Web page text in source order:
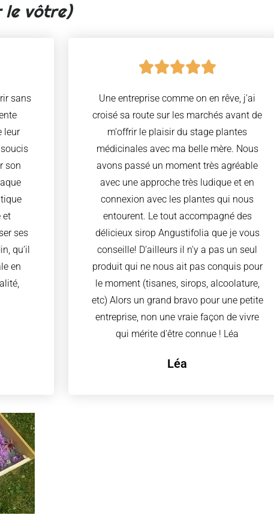
le vôtre)
sans
leur
son
et
ses
qu’il
en
Une entreprise comme on en rêve, j'ai
croisé sa route sur les marchés avant de
m'offrir le plaisir du stage plantes
médicinales avec ma belle mère. Nous
avons passé un moment très agréable
avec une approche très ludique et en
connexion avec les plantes qui nous
entourent. Le tout accompagné des
délicieux sirop Angustifolia que je vous
conseille! D'ailleurs il n'y a pas un seul
produit qui ne nous ait pas conquis pour
le moment (tisanes, sirops, alcoolature,
etc) Alors un grand bravo pour une petite
entreprise, non une vraie façon de vivre
qui mérite d'être connue ! Léa
Léa